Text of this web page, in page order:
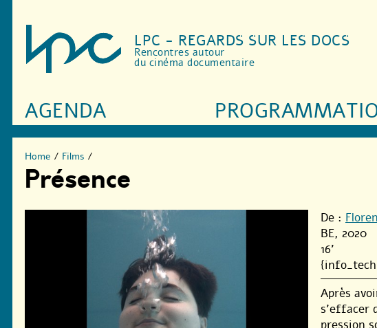
LPC - REGARDS SUR LES DOCS
Rencontres autour
du cinéma documentaire
AGENDA
Home / Films /
Présence
De :
BE, 2020
16'
Après
s’effacer
pression